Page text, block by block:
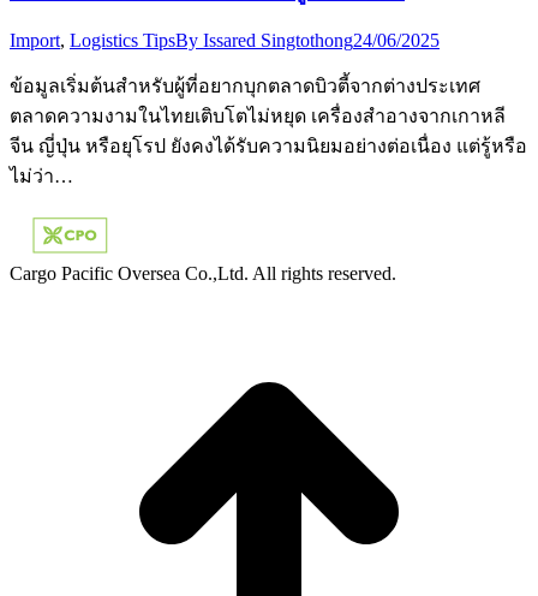
Import, Logistics TipsBy Issared Singtothong24/06/2025
ข้อมูลเริ่มต้นสำหรับผู้ที่อยากบุกตลาดบิวตี้จากต่างประเทศ
ตลาดความงามในไทยเติบโตไม่หยุด เครื่องสำอางจากเกาหลี
จีน ญี่ปุ่น หรือยุโรป ยังคงได้รับความนิยมอย่างต่อเนื่อง แต่รู้หรือ
ไม่ว่า…
Cargo Pacific Oversea Co.,Ltd. All rights reserved.